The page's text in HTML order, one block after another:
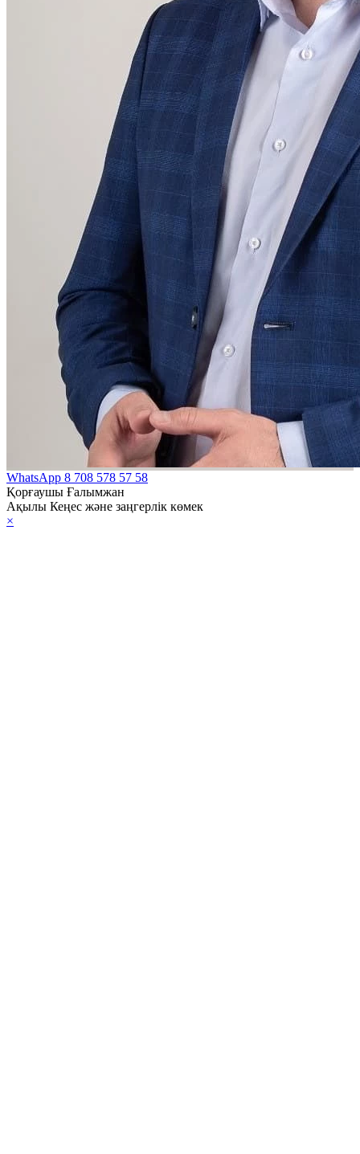
WhatsApp 8 708 578 57 58
Қорғаушы Ғалымжан
Ақылы Кеңес және заңгерлік көмек
×